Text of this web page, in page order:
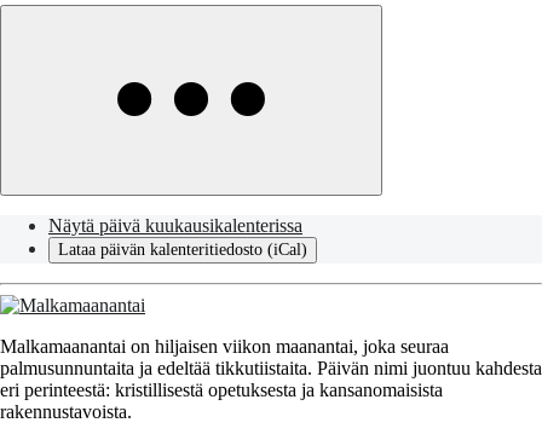
Näytä päivä kuukausikalenterissa
Lataa päivän kalenteritiedosto (iCal)
​Malkamaanantai on hiljaisen viikon maanantai, joka seuraa
palmusunnuntaita ja edeltää tikkutiistaita. Päivän nimi juontuu kahdesta
eri perinteestä: kristillisestä opetuksesta ja kansanomaisista
rakennustavoista.​